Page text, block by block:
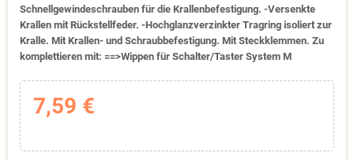
Schnellgewindeschrauben für die Krallenbefestigung. -Versenkte
Krallen mit Rückstellfeder. -Hochglanzverzinkter Tragring isoliert zur
Kralle. Mit Krallen- und Schraubbefestigung. Mit Steckklemmen. Zu
komplettieren mit: ==>Wippen für Schalter/Taster System M
7,59 €